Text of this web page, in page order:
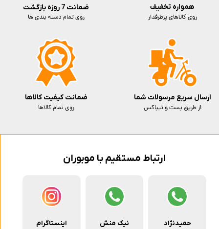
ارتباط مستقیم با موبوران
حمیدنژاد نیک منش اینستاگرام
ضمانت 7 روزه بازگشت
روی تمام دسته بندی ها
ارسال سریع مرسولات شما
از طریق پست و تیپاکس
ضمانت کیفیت کالاها
روی تمام کالاها
همواره تخفیف
روی کالاهای پرطرفدار